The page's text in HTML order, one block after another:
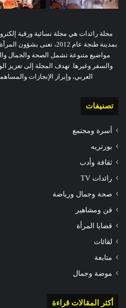
مجلة رائدات هي مجلة نسائية ورقية
بمدينة طنجة عام 2012،
مواضيع متنوعة تشمل الصحة والجمال
والسفر وغيرها. تهدف المجلة إلى تعزيز
العربي، وإبراز الإنجازات
تصنيفات
أسرة ومجتمع
بورتريه
ثقافة وأدب
رائدات TV
صحة وجمال ورياضة
فن ومشاهير
قضايا المرأة
لقائات
متابعة
موضة وجمال
أكثر المقالات قراءة